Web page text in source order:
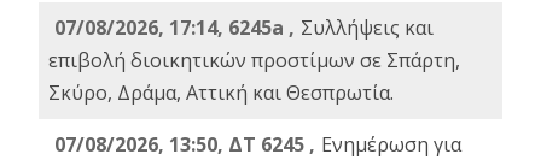
07/08/2026, 17:14, 6245a , Συλλήψεις και
επιβολή διοικητικών προστίμων σε Σπάρτη,
Σκύρο, Δράμα, Αττική και Θεσπρωτία.
07/08/2026, 13:50, ΔΤ 6245 , Ενημέρωση για